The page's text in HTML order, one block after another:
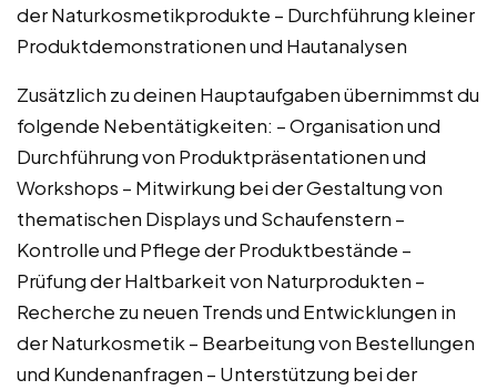
der Naturkosmetikprodukte – Durchführung kleiner
Produktdemonstrationen und Hautanalysen
Zusätzlich zu deinen Hauptaufgaben übernimmst du
folgende Nebentätigkeiten: – Organisation und
Durchführung von Produktpräsentationen und
Workshops – Mitwirkung bei der Gestaltung von
thematischen Displays und Schaufenstern –
Kontrolle und Pflege der Produktbestände –
Prüfung der Haltbarkeit von Naturprodukten –
Recherche zu neuen Trends und Entwicklungen in
der Naturkosmetik – Bearbeitung von Bestellungen
und Kundenanfragen – Unterstützung bei der